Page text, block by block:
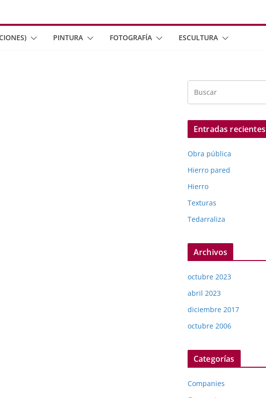
PINTURA FOTOGRAFÍA ESCULTURA
Entradas recientes
Obra pública
Hierro pared
Hierro
Texturas
Tedarraliza
Archivos
octubre 2023
abril 2023
diciembre 2017
octubre 2006
Categorías
Companies